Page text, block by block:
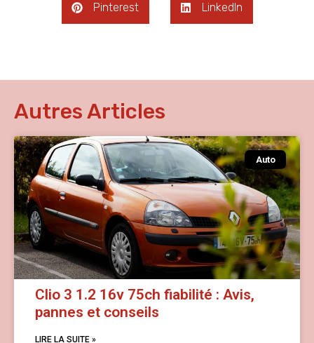
Pinterest LinkedIn
Autres Articles
Auto
Clio 3 1.2 16v 75ch fiabilité : Avis,
pannes et conseils
LIRE LA SUITE »